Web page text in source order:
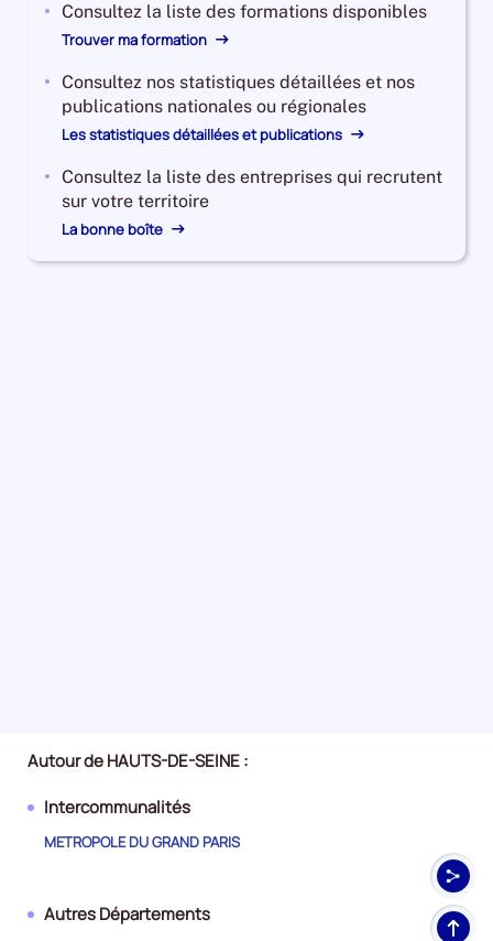
Consultez la liste des formations disponibles
Trouver ma formation
Consultez nos statistiques détaillées et nos
publications nationales ou régionales
Les statistiques détaillées et publications
Consultez la liste des entreprises qui recrutent
sur votre territoire
La bonne boîte
Autour de HAUTS-DE-SEINE :
Intercommunalités
METROPOLE DU GRAND PARIS
Autres Départements
Haut